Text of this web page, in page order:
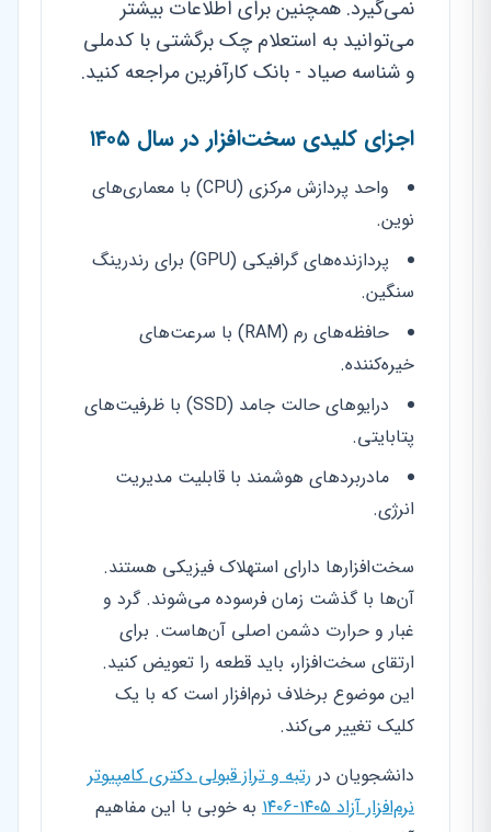
نمی‌گیرد. همچنین برای اطلاعات بیشتر
می‌توانید به استعلام چک برگشتی با کدملی
و شناسه صیاد - بانک کارآفرین مراجعه کنید.
اجزای کلیدی سخت‌افزار در سال ۱۴۰۵
واحد پردازش مرکزی (CPU) با معماری‌های
نوین.
پردازنده‌های گرافیکی (GPU) برای رندرینگ
سنگین.
حافظه‌های رم (RAM) با سرعت‌های
خیره‌کننده.
درایوهای حالت جامد (SSD) با ظرفیت‌های
پتابایتی.
مادربردهای هوشمند با قابلیت مدیریت
انرژی.
سخت‌افزارها دارای استهلاک فیزیکی هستند.
آن‌ها با گذشت زمان فرسوده می‌شوند. گرد و
غبار و حرارت دشمن اصلی آن‌هاست. برای
ارتقای سخت‌افزار، باید قطعه را تعویض کنید.
این موضوع برخلاف نرم‌افزار است که با یک
کلیک تغییر می‌کند.
دانشجویان در رتبه و تراز قبولی دکتری کامپیوتر
نرم‌افزار آزاد ۱۴۰۵-۱۴۰۶
به خوبی با این مفاهیم